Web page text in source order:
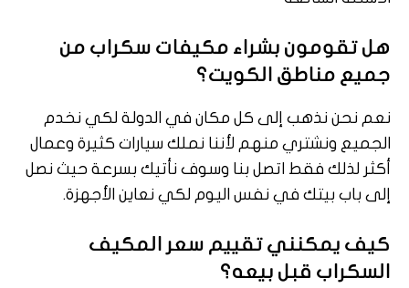
هل تقومون بشراء مكيفات سكراب من
جميع مناطق الكويت؟
نعم نحن نذهب إلى كل مكان في الدولة لكي نخدم
الجميع ونشتري منهم لأننا نملك سيارات كثيرة وعمال
أكثر لذلك فقط اتصل بنا وسوف نأتيك بسرعة حيث نصل
إلى باب بيتك في نفس اليوم لكي نعاين الأجهزة.
كيف يمكنني تقييم سعر المكيف
السكراب قبل بيعه؟